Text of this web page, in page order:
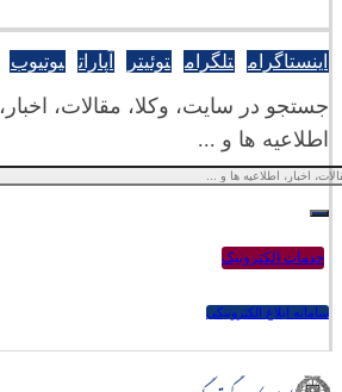
اینستاگرام تلگرام توئیتر آپارات یوتیوب
جستجو در سایت، وکلا، مقالات، اخبار،
اطلاعیه ها و ...
خدمات الکترونیک
سامانه ابلاغ الکترونیکی